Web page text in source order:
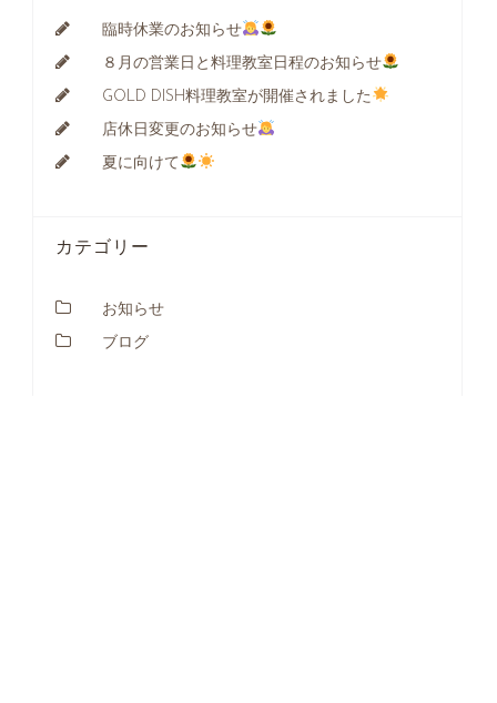
臨時休業のお知らせ
８月の営業日と料理教室日程のお知らせ
GOLD DISH料理教室が開催されました
店休日変更のお知らせ
夏に向けて
カテゴリー
お知らせ
ブログ